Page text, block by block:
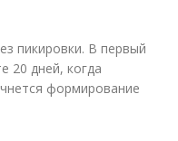
пикировки. В первый
20 дней, когда
формирование